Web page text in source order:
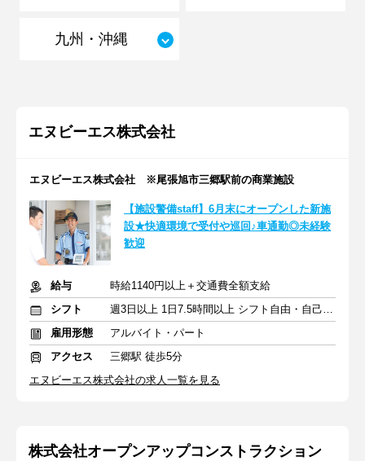
九州・沖縄
エヌビーエス株式会社
エヌビーエス株式会社 ※尾張旭市三郷駅前の商業施設
【施設警備staff】6月末にオープンした新施
設★快適環境で受付や巡回♪車通勤◎未経験
歓迎
給与
時給1140円以上＋交通費全額支給
シフト
週3日以上 1日7.5時間以上 シフト自由・自己申告
雇用形態
アルバイト・パート
アクセス
三郷駅 徒歩5分
エヌビーエス株式会社の求人一覧を見る
株式会社オープンアップコンストラクション